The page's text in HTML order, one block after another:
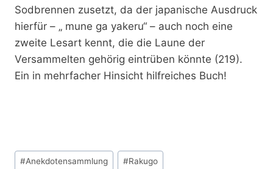
Sodbrennen zusetzt, da der japanische Ausdruck
hierfür – „ mune ga yakeru“ – auch noch eine
zweite Lesart kennt, die die Laune der
Versammelten gehörig eintrüben könnte (219).
Ein in mehrfacher Hinsicht hilfreiches Buch!
Schlagworte:
#Anekdotensammlung #Rakugo